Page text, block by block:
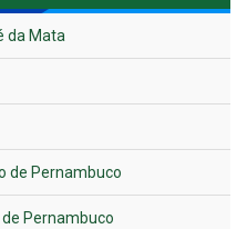
da Mata
de Pernambuco
Pernambuco